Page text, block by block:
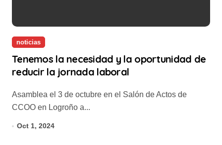
noticias
Tenemos la necesidad y la oportunidad de
reducir la jornada laboral
Asamblea el 3 de octubre en el Salón de Actos de
CCOO en Logroño a...
Oct 1, 2024